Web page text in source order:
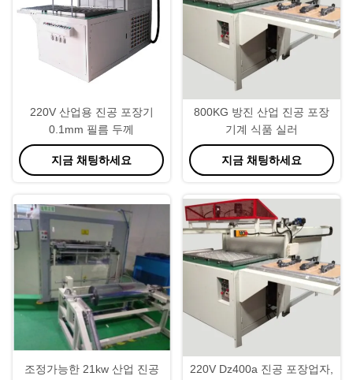
220V 산업용 진공 포장기
0.1mm 필름 두께
지금 채팅하세요
800KG 방진 산업 진공 포장
기계 식품 실러
지금 채팅하세요
조정가능한 21kw 산업 진공
220V Dz400a 진공 포장업자,